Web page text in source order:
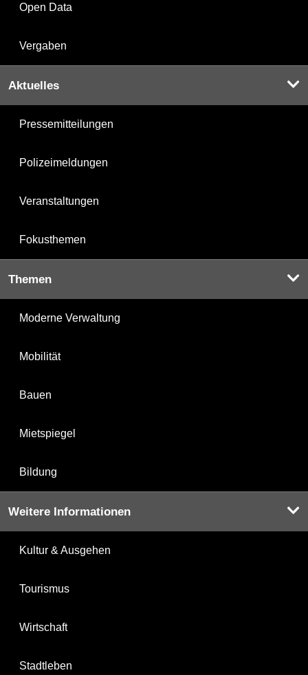
Open Data
Vergaben
Aktuelles
Pressemitteilungen
Polizeimeldungen
Veranstaltungen
Fokusthemen
Themen
Moderne Verwaltung
Mobilität
Bauen
Mietspiegel
Bildung
Weitere Informationen
Kultur & Ausgehen
Tourismus
Wirtschaft
Stadtleben